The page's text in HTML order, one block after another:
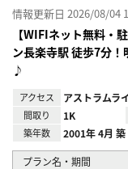
情報更新日 2026/08/04
【WIFIネット無料・
ン長楽寺駅 徒歩7分
♪
アクセス アストラムラ
間取り 1K
築年数 2001年 4月 築
プラン名・期間